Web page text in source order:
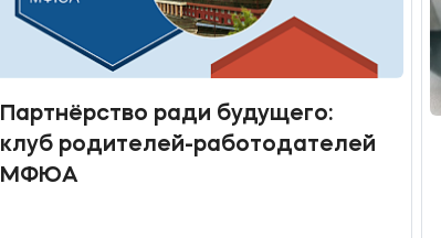
Партнёрство ради будущего:
клуб родителей-работодателей
МФЮА